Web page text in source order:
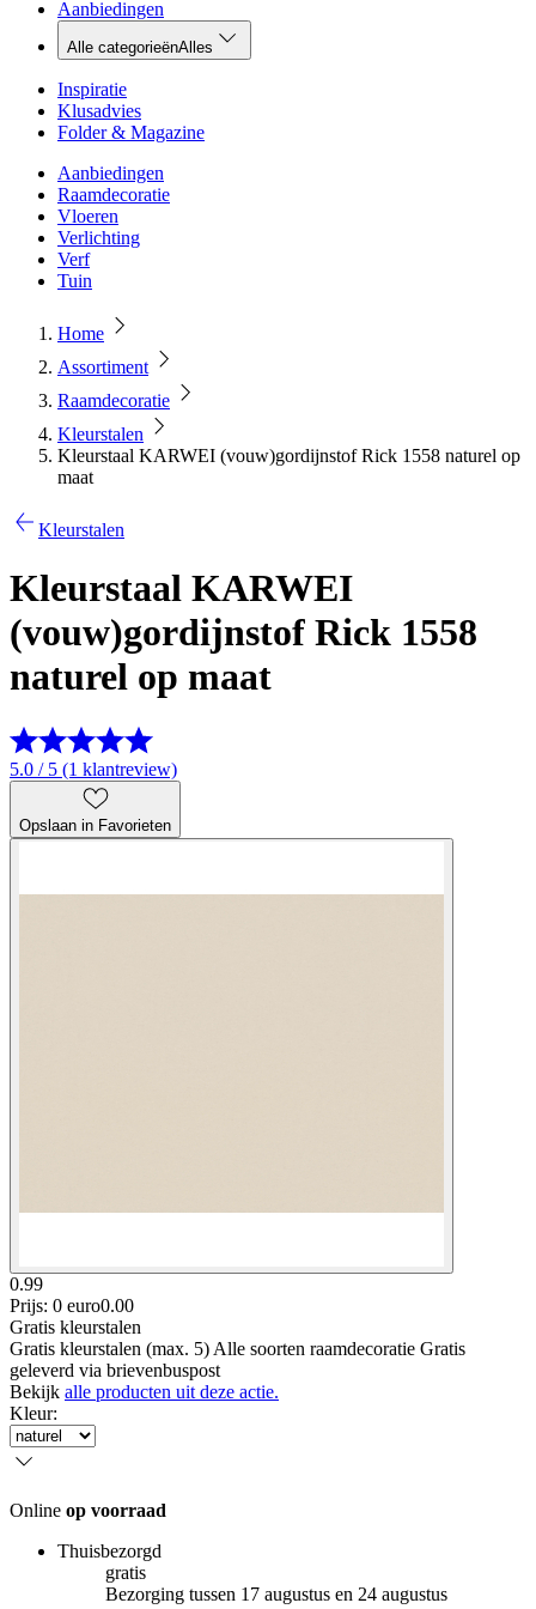
Aanbiedingen
Alle categorieënAlles
Inspiratie
Klusadvies
Folder & Magazine
Aanbiedingen
Raamdecoratie
Vloeren
Verlichting
Verf
Tuin
Home
Assortiment
Raamdecoratie
Kleurstalen
Kleurstaal KARWEI (vouw)gordijnstof Rick 1558 naturel op
maat
Kleurstalen
Kleurstaal KARWEI
(vouw)gordijnstof Rick 1558
naturel op maat
5.0 / 5 (1 klantreview)
Opslaan in Favorieten
0.99
Prijs: 0 euro0.00
Gratis kleurstalen
Gratis kleurstalen (max. 5) Alle soorten raamdecoratie Gratis
geleverd via brievenbuspost
Bekijk alle producten uit deze actie.
Kleur:
Online op voorraad
Thuisbezorgd
gratis
Bezorging tussen 17 augustus en 24 augustus